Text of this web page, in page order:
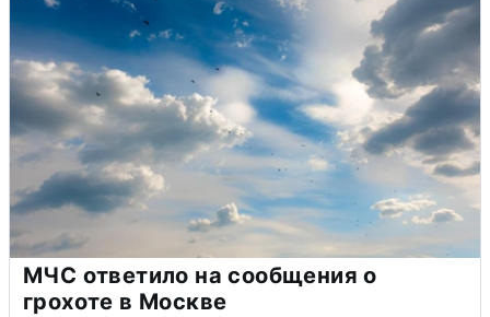
МЧС ответило на сообщения о
грохоте в Москве